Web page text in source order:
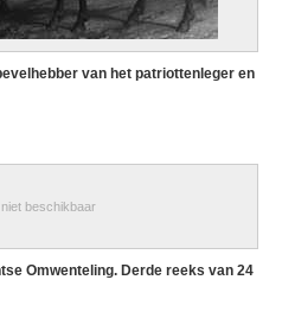
van het patriottenleger en
beschikbaar
Omwenteling. Derde reeks van 24